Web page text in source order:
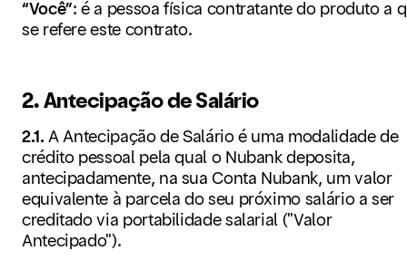
“Você”: é a pessoa física contratante do produto a
se refere este contrato.
2. Antecipação de Salário
2.1. A Antecipação de Salário é uma modalidade de
crédito pessoal pela qual o Nubank deposita,
antecipadamente, na sua Conta Nubank, um valor
equivalente à parcela do seu próximo salário a ser
creditado via portabilidade salarial ("Valor
Antecipado").